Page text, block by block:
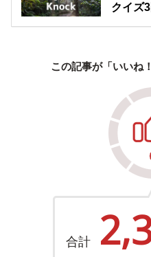
クイズ
この記事が「いいね
合計